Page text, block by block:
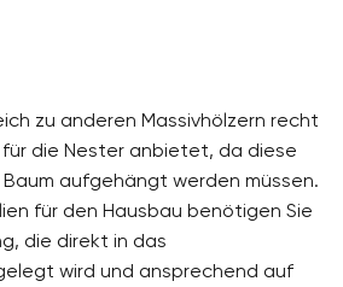
zu anderen Massivhölzern recht
die Nester anbietet, da diese
aufgehängt werden müssen.
für den Hausbau benötigen Sie
die direkt in das
wird und ansprechend auf